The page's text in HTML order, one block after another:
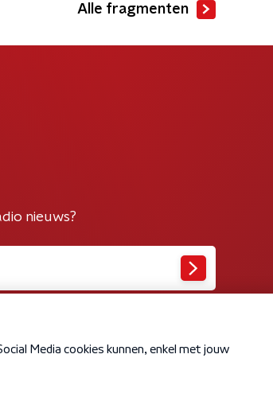
Alle fragmenten
nieuws?